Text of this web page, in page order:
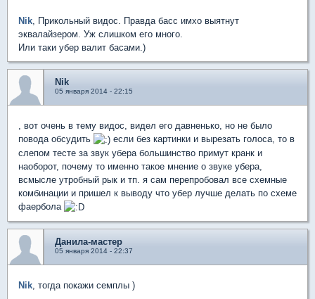
Nik , Прикольный видос. Правда басс имхо выятнут
эквалайзером. Уж слишком его много.
Или таки убер валит басами.)
Nik
05 января 2014 - 22:15
, вот очень в тему видос, видел его давненько, но не было
повода обсудить
если без картинки и вырезать голоса, то в
слепом тесте за звук убера большинство примут кранк и
наоборот, почему то именно такое мнение о звуке убера,
всмысле утробный рык и тп. я сам перепробовал все схемные
комбинации и пришел к выводу что убер лучше делать по схеме
фаербола
Данила-мастер
05 января 2014 - 22:37
Nik , тогда покажи семплы )